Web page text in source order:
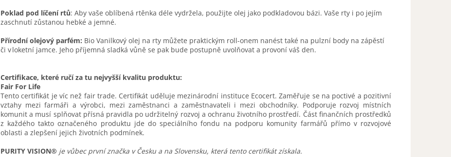
Poklad pod líčení rtů: Aby vaše oblíbená rtěnka déle vydržela, použijte olej jako podkladovou bázi. Vaše rty i po jejím
zaschnutí zůstanou hebké a jemné.
Přírodní olejový parfém: Bio Vanilkový olej na rty můžete praktickým roll-onem nanést také na pulzní body na zápěstí
či v loketní jamce. Jeho příjemná sladká vůně se pak bude postupně uvolňovat a provoní váš den.
Certifikace, které ručí za tu nejvyšší kvalitu produktu:
Fair For Life
Tento certifikát je víc než fair trade. Certifikát uděluje mezinárodní instituce Ecocert. Zaměřuje se na poctivé a pozitivní
vztahy mezi farmáři a výrobci, mezi zaměstnanci a zaměstnavateli i mezi obchodníky. Podporuje rozvoj místních
komunit a musí splňovat přísná pravidla po udržitelný rozvoj a ochranu životního prostředí. Část finančních prostředků
z každého takto označeného produktu jde do speciálního fondu na podporu komunity farmářů přímo v rozvojové
oblasti a zlepšení jejich životních podmínek.
PURITY VISION® je vůbec první značka v Česku a na Slovensku, která tento certifikát získala.